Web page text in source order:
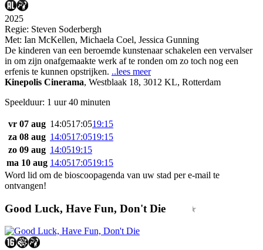
2025
Regie: Steven Soderbergh
Met: Ian McKellen, Michaela Coel, Jessica Gunning
De kinderen van een beroemde kunstenaar schakelen een vervalser
in om zijn onafgemaakte werk af te ronden om zo toch nog een
erfenis te kunnen opstrijken. ..lees meer
Kinepolis Cinerama, Westblaak 18, 3012 KL, Rotterdam
Speelduur: 1 uur 40 minuten
vr 07 aug 14:0517:0519:15
za 08 aug 14:0517:0519:15
zo 09 aug 14:0519:15
ma 10 aug 14:0517:0519:15
Word lid om de bioscoopagenda van uw stad per e-mail te
ontvangen!
Good Luck, Have Fun, Don't Die